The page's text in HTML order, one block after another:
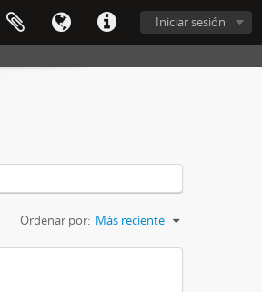
Iniciar sesión
Ordenar por: Más reciente